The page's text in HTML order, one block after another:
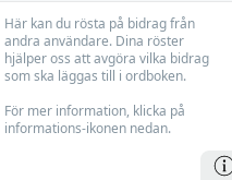
Här kan du rösta på bidrag från
andra användare. Dina röster
hjälper oss att avgöra vilka bidrag
som ska läggas till i ordboken.
För mer information, klicka på
informations-ikonen nedan.